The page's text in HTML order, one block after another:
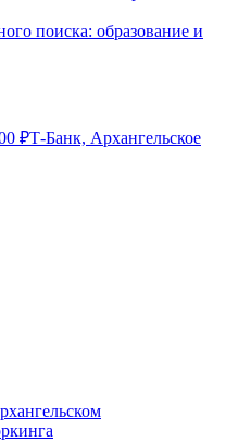
поиска: образование и
₽Т-Банк, Архангельское